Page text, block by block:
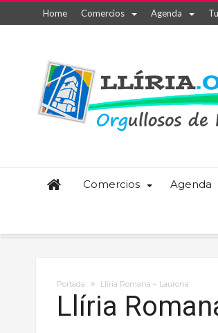
Home Comercios Agenda
Comercios Agenda
Portada Llíria Romana – Laurona
Llíria